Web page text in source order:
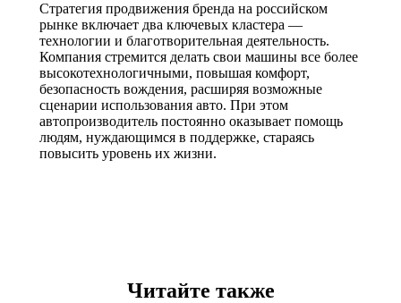
Стратегия продвижения бренда на российском
рынке включает два ключевых кластера —
технологии и благотворительная деятельность.
Компания стремится делать свои машины все более
высокотехнологичными, повышая комфорт,
безопасность вождения, расширяя возможные
сценарии использования авто. При этом
автопроизводитель постоянно оказывает помощь
людям, нуждающимся в поддержке, стараясь
повысить уровень их жизни.
Читайте также